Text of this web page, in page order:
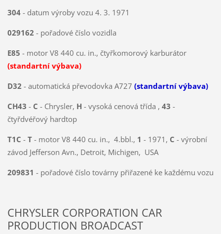
304 - datum výroby vozu 4. 3. 1971
029162 - pořadové číslo vozidla
E85 - motor V8 440 cu. in., čtyřkomorový karburátor
(standartní výbava)
D32 - automatická převodovka A727 (standartní výbava)
CH43 - C - Chrysler, H - vysoká cenová třída , 43 -
čtyřdvéřový hardtop
T1C - T - motor V8 440 cu. in., 4.bbl., 1 - 1971, C - výrobní
závod Jefferson Avn., Detroit, Michigen, USA
209831 - pořadové číslo továrny přiřazené ke každému vozu
CHRYSLER CORPORATION CAR
PRODUCTION BROADCAST